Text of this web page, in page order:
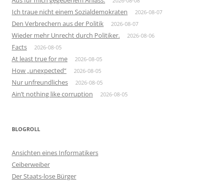
Ich traue nicht einem Sozialdemokraten 2026-08-07
Den Verbrechern aus der Politik 2026-08-07
Wieder mehr Unrecht durch Politiker. 2026-08-06
Facts 2026-08-05
At least true for me 2026-08-05
How „unexpected“ 2026-08-05
Nur unfreundliches 2026-08-05
Ain’t nothing like corruption 2026-08-05
BLOGROLL
Ansichten eines Informatikers
Ceiberweiber
Der Staats-lose Bürger